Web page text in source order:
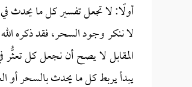
أولًا: لا تجعل تفسير كل ما يحدث
لا ننكر وجود السحر، فقد ذكره
المقابل لا يصح أن نجعل كل تعثُّر
يبدأ يربط كل ما يحدث بالسحر أو